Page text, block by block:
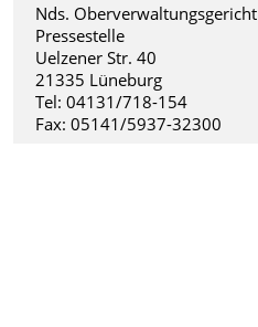
Nds. Oberverwaltungsgericht
Pressestelle
Uelzener Str. 40
21335 Lüneburg
Tel: 04131/718-154
Fax: 05141/5937-32300